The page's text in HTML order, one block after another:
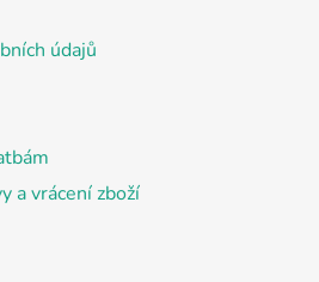
údajů
a vrácení zboží